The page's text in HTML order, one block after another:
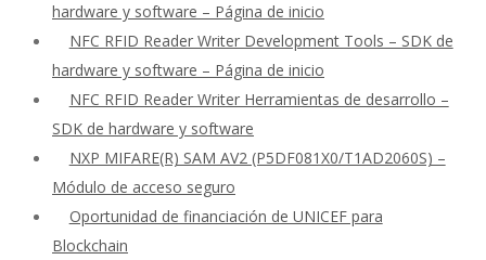
hardware y software – Página de inicio
NFC RFID Reader Writer Development Tools – SDK de
hardware y software – Página de inicio
NFC RFID Reader Writer Herramientas de desarrollo –
SDK de hardware y software
NXP MIFARE(R) SAM AV2 (P5DF081X0/T1AD2060S) –
Módulo de acceso seguro
Oportunidad de financiación de UNICEF para
Blockchain